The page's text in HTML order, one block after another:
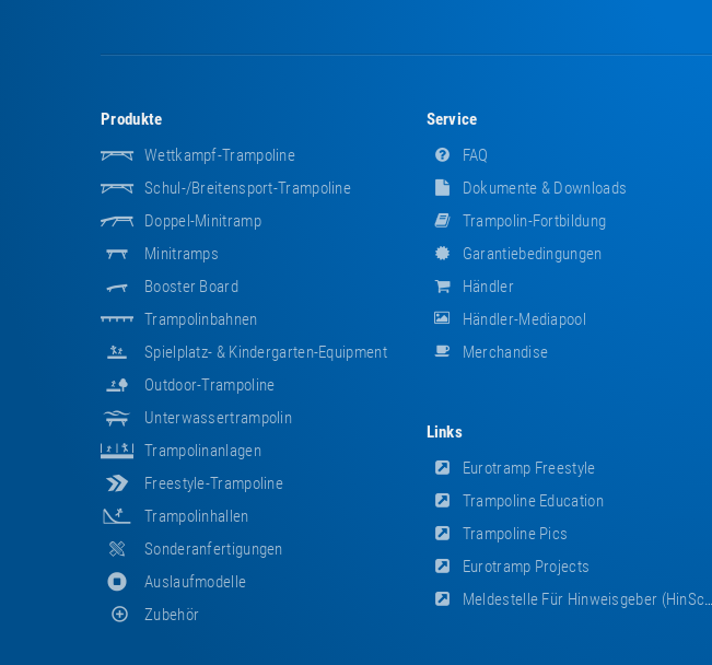
Produkte
Wettkampf-Trampoline
Schul-/Breitensport-Trampoline
Doppel-Minitramp
Minitramps
Booster Board
Trampolinbahnen
Spielplatz- & Kindergarten-Equipment
Outdoor-Trampoline
Unterwassertrampolin
Trampolinanlagen
Freestyle-Trampoline
Trampolinhallen
Sonderanfertigungen
Auslaufmodelle
Zubehör
Service
FAQ
Dokumente & Downloads
Trampolin-Fortbildung
Garantiebedingungen
Händler
Händler-Mediapool
Merchandise
Links
Eurotramp Freestyle
Trampoline Education
Trampoline Pics
Eurotramp Projects
Meldestelle Für Hinweisgeber (HinSchG)